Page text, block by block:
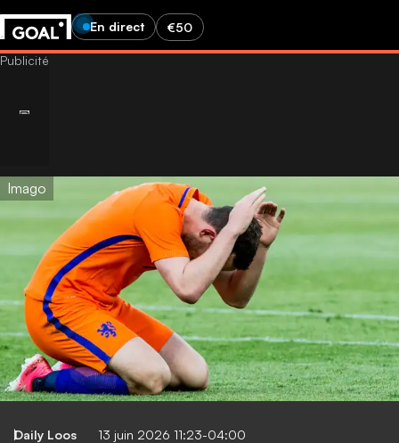
En direct €50
Imago
Daily Loos 13 juin 2026 11:23-04:00